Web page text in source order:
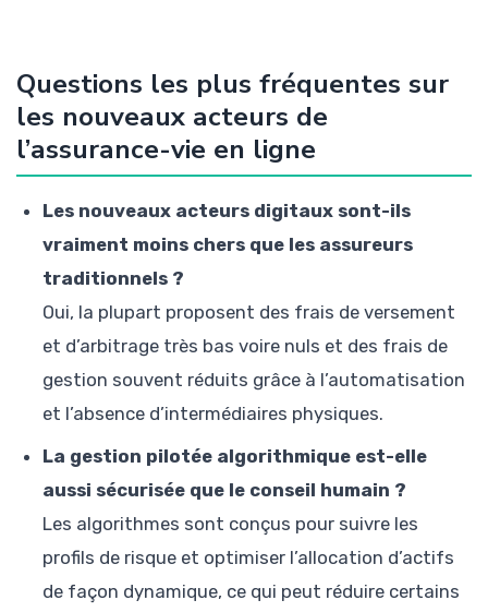
Questions les plus fréquentes sur
les nouveaux acteurs de
l’assurance-vie en ligne
Les nouveaux acteurs digitaux sont-ils
vraiment moins chers que les assureurs
traditionnels ?
Oui, la plupart proposent des frais de versement
et d’arbitrage très bas voire nuls et des frais de
gestion souvent réduits grâce à l’automatisation
et l’absence d’intermédiaires physiques.
La gestion pilotée algorithmique est-elle
aussi sécurisée que le conseil humain ?
Les algorithmes sont conçus pour suivre les
profils de risque et optimiser l’allocation d’actifs
de façon dynamique, ce qui peut réduire certains